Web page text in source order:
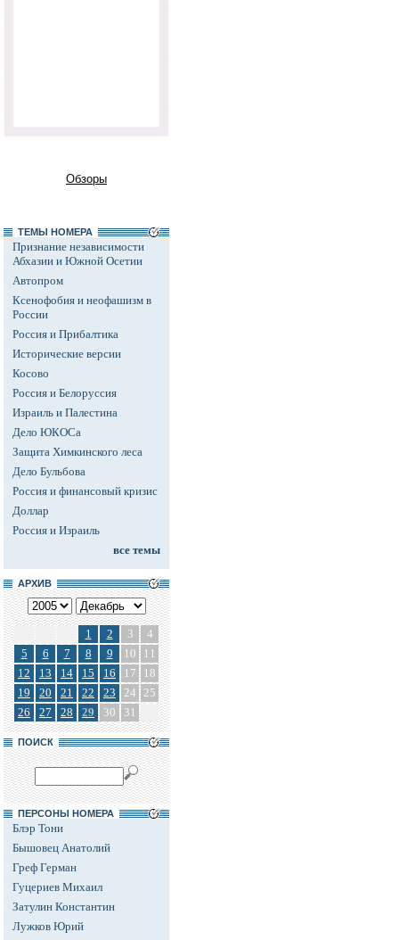
Обзоры
ТЕМЫ НОМЕРА
Признание независимости
Абхазии и Южной Осетии
Автопром
Ксенофобия и неофашизм в
России
Россия и Прибалтика
Исторические версии
Косово
Россия и Белоруссия
Израиль и Палестина
Дело ЮКОСа
Защита Химкинского леса
Дело Бульбова
Россия и финансовый кризис
Доллар
Россия и Израиль
все темы
АРХИВ
1 2 3
4
5
6 7 8 9 10
11
12
13 14 15 16 17
18
19
20 21 22 23 24 25
26
27 28 29 30 31
ПОИСК
ПЕРСОНЫ НОМЕРА
Блэр Тони
Бышовец Анатолий
Греф Герман
Гуцериев Михаил
Затулин Константин
Лужков Юрий